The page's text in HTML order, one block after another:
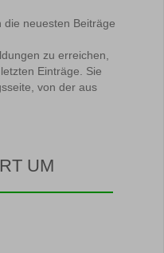
die neuesten Beiträge
zu erreichen,
Einträge. Sie
von der aus
UM